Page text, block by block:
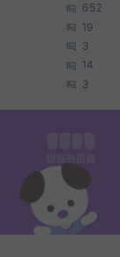
652
19
3
14
3